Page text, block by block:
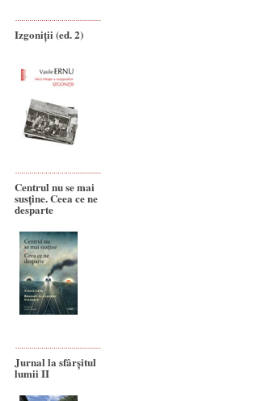
Izgoniții (ed. 2)
Centrul nu se mai
susține. Ceea ce ne
desparte
Jurnal la sfârșitul
lumii II